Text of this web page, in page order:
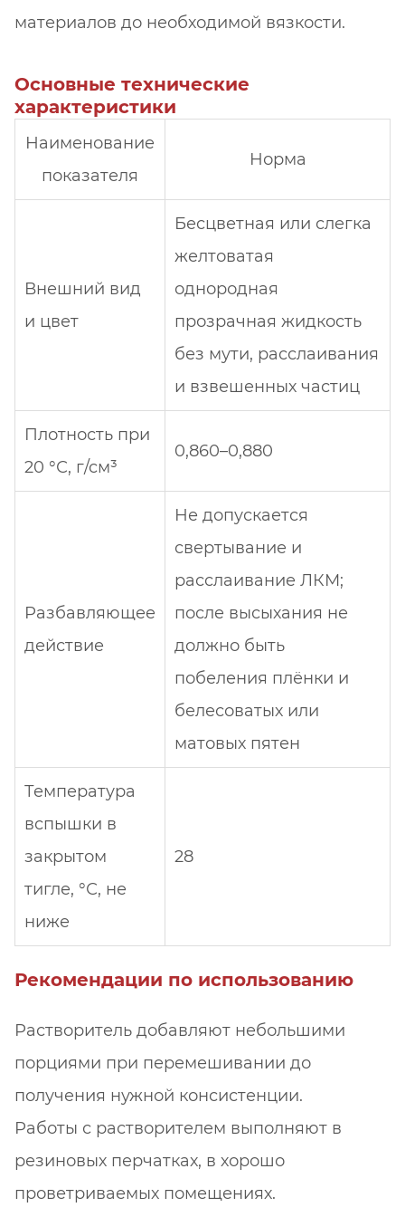
материалов до необходимой вязкости.
Основные технические
характеристики
Наименование
показателя
Норма
Внешний вид
и цвет
Бесцветная или слегка
желтоватая
однородная
прозрачная жидкость
без мути, расслаивания
и взвешенных частиц
Плотность при
20 °С, г/см³
0,860–0,880
Разбавляющее
действие
Не допускается
свертывание и
расслаивание ЛКМ;
после высыхания не
должно быть
побеления плёнки и
белесоватых или
матовых пятен
Температура
вспышки в
закрытом
тигле, °С, не
ниже
28
Рекомендации по использованию
Растворитель добавляют небольшими
порциями при перемешивании до
получения нужной консистенции.
Работы с растворителем выполняют в
резиновых перчатках, в хорошо
проветриваемых помещениях.